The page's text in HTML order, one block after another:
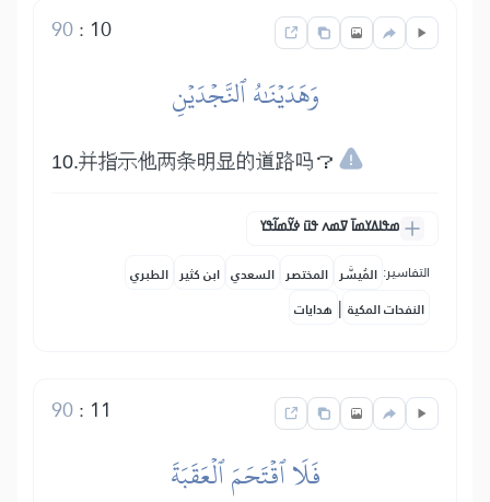
10
:
90
وَهَدَيۡنَٰهُ ٱلنَّجۡدَيۡنِ
10.并指示他两条明显的道路吗？
ߘߟߊߡߌߘߊ߫ ߜߘߍ ߟߎ߫ ߦߌ߬ߘߊ߬ߟߌ
التفاسير: المُيسَّر المختصر السعدي ابن كثير الطبري
النفحات المكية | هدايات
11
:
90
فَلَا ٱقۡتَحَمَ ٱلۡعَقَبَةَ